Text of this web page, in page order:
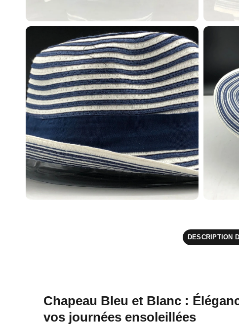
DESCRIPTION
Chapeau Bleu et Blanc :
vos journées ensoleillées